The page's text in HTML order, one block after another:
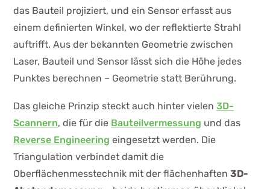
das Bauteil projiziert, und ein Sensor erfasst aus
einem definierten Winkel, wo der reflektierte Strahl
auftrifft. Aus der bekannten Geometrie zwischen
Laser, Bauteil und Sensor lässt sich die Höhe jedes
Punktes berechnen – Geometrie statt Berührung.
Das gleiche Prinzip steckt auch hinter vielen 3D-
Scannern, die für die Bauteilvermessung und das
Reverse Engineering eingesetzt werden. Die
Triangulation verbindet damit die
Oberflächenmesstechnik mit der flächenhaften 3D-